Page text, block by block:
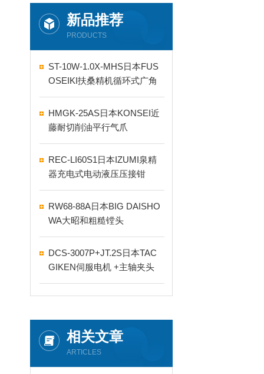
新品推荐
PRODUCTS
ST-10W-1.0X-MHS日本FUS
OSEIKI扶桑精机循环式广角
自动喷嘴
HMGK-25AS日本KONSEI近
藤耐切削油平行气爪
REC-LI60S1日本IZUMI泉精
器充电式电动液压压接钳
RW68-88A日本BIG DAISHO
WA大昭和粗糙镗头
DCS-3007P+JT.2S日本TAC
GIKEN伺服电机 +主轴夹头
相关文章
ARTICLES